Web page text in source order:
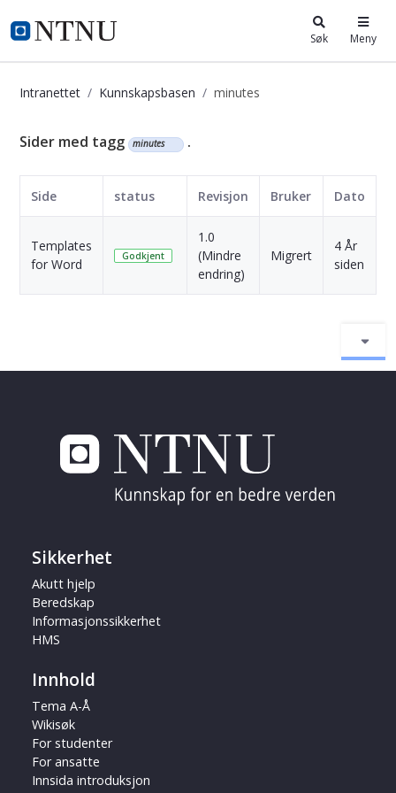
i.ntnu.no Søk Meny
Intranettet Kunnskapsbasen minutes
Kunnskapsbasen
Sider med tagg minutes .
Side status Revisjon Bruker Dato
Templates
for Word
Godkjent
1.0
(Mindre
endring)
Migrert
4 År
siden
Sikkerhet
Akutt hjelp
Beredskap
Informasjonssikkerhet
HMS
Innhold
Tema A-Å
Wikisøk
For studenter
For ansatte
Innsida introduksjon